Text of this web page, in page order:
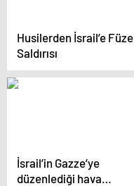
Husilerden İsrail’e Füze
Saldırısı
İsrail’in Gazze’ye
düzenlediği hava